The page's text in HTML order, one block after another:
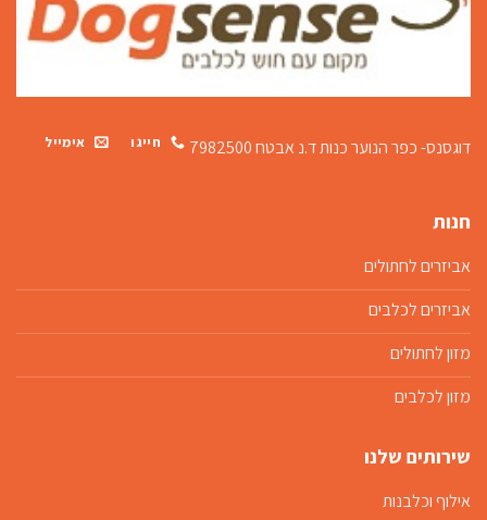
דוגסנס- כפר הנוער כנותד.נ אבטח 7982500 חייגו אימייל
חנות
אביזרים לחתולים
אביזרים לכלבים
מזון לחתולים
מזון לכלבים
שירותים שלנו
אילוף וכלבנות